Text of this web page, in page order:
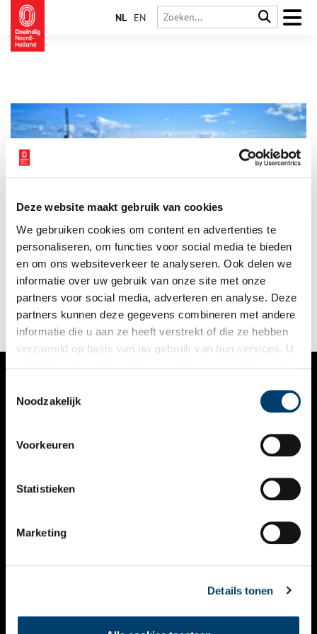
Deze website maakt gebruik van cookies
We gebruiken cookies om content en advertenties te
personaliseren, om functies voor social media te bieden
en om ons websiteverkeer te analyseren. Ook delen we
informatie over uw gebruik van onze site met onze
partners voor social media, adverteren en analyse. Deze
partners kunnen deze gegevens combineren met andere
informatie die u aan ze heeft verstrekt of die ze hebben
verzameld op basis van uw gebruik van hun services. U
Noodzakelijk
Voorkeuren
Statistieken
Marketing
Details tonen
NL EN
Dat de Nederlandse omroepen zich tegenwoordig op het
Hilversumse Media Park concentreren, was niet altijd
vanzelfsprekend. Sommige omroepen startten als radiozenders
in Amsterdam, Delft of zelfs op zee. Duik met Oneindig Noord-
Holland in honderd jaar radio- en televisiegeschiedenis en
ontdek de historie achter populaire programma’s,
charismatische presentatoren en smaakvolle studio’s in
mediastad Hilversum.
VERHALEN
KALENDER
THEMA’S
VIDEO’S
CONTACT